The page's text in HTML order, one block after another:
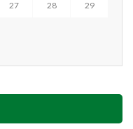
27 28 29